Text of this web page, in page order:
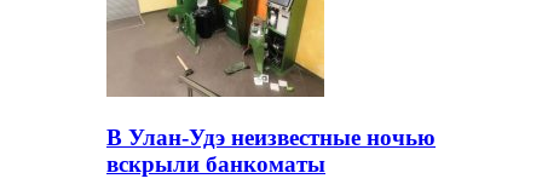
В Улан-Удэ неизвестные ночью
вскрыли банкоматы